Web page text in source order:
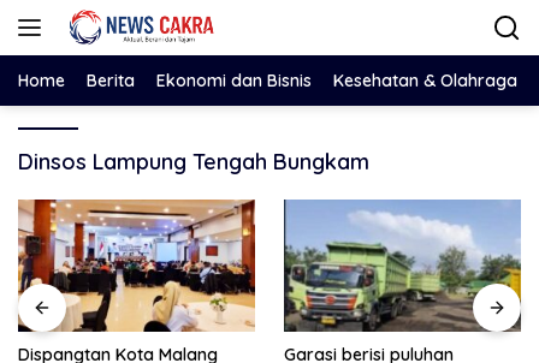
Langsung
Home Berita Ekonomi dan Bisnis Kesehatan & Olahraga
Dinsos Lampung Tengah Bungkam
Dispangtan Kota Malang
Garasi berisi puluhan